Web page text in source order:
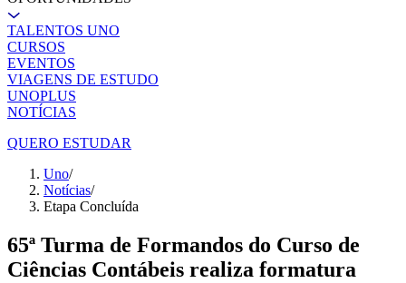
TALENTOS UNO
CURSOS
EVENTOS
VIAGENS DE ESTUDO
UNOPLUS
NOTÍCIAS
QUERO ESTUDAR
Uno/
Notícias/
Etapa Concluída
65ª Turma de Formandos do Curso de
Ciências Contábeis realiza formatura